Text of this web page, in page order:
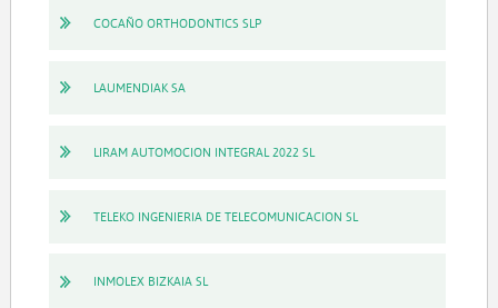
COCAÑO ORTHODONTICS SLP
LAUMENDIAK SA
LIRAM AUTOMOCION INTEGRAL 2022 SL
TELEKO INGENIERIA DE TELECOMUNICACION SL
INMOLEX BIZKAIA SL